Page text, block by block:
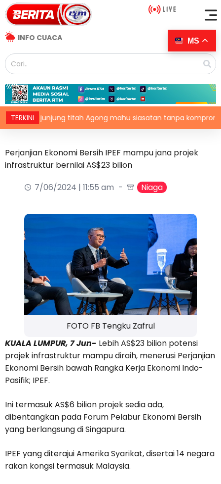
INFO CUACA
TERKINIjunjung titah Agong mahu siasatan tanpa kompromi
Perjanjian Ekonomi Bersih IPEF mampu jana projek
infrastruktur bernilai AS$23 bilion
7/06/2024 | 11:55 am
Niaga
FOTO FB Tengku Zafrul
KUALA LUMPUR, 7 Jun- Lebih AS$23 bilion potensi
projek infrastruktur mampu diraih, menerusi Perjanjian
Ekonomi Bersih bawah Rangka Kerja Ekonomi Indo-
Pasifik; IPEF.
Ini termasuk AS$6 bilion projek sedia ada,
dibentangkan pada Forum Pelabur Ekonomi Bersih
yang berlangsung di Singapura.
IPEF yang diterajui Amerika Syarikat, disertai 14 negara
rakan kongsi termasuk Malaysia.
MS